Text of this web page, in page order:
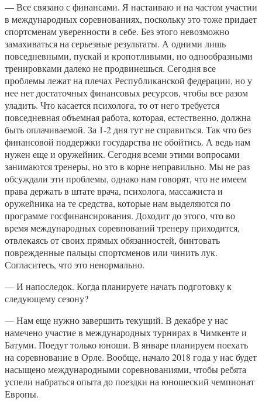
— Все связано с финансами. Я настаиваю и на частом участии
в международных соревнованиях, поскольку это тоже придает
спортсменам уверенности в себе. Без этого невозможно
замахиваться на серьезные результаты. А одними лишь
повседневными, пускай и кропотливыми, но однообразными
тренировками далеко не продвинешься. Сегодня все
проблемы лежат на плечах Республиканской федерации, но у
нее нет достаточных финансовых ресурсов, чтобы все разом
уладить. Что касается психолога, то от него требуется
повседневная объемная работа, которая, естественно, должна
быть оплачиваемой. За 1-2 дня тут не справиться. Так что без
финансовой поддержки государства не обойтись. А ведь нам
нужен еще и оружейник. Сегодня всеми этими вопросами
занимаются тренеры, но это в корне неправильно. Мы не раз
обсуждали эти проблемы, однако нам говорят, что не имеем
права держать в штате врача, психолога, массажиста и
оружейника на те средства, которые нам выделяются по
программе госфинансирования. Доходит до этого, что во
время международных соревнований тренеру приходится,
отвлекаясь от своих прямых обязанностей, бинтовать
поврежденные пальцы спортсменов или чинить лук.
Согласитесь, что это ненормально.
— И напоследок. Когда планируете начать подготовку к
следующему сезону?
— Нам еще нужно завершить текущий. В декабре у нас
намечено участие в международных турнирах в Чимкенте и
Батуми. Поедут только юноши. В январе планируем поехать
на соревнование в Орле. Вообще, начало 2018 года у нас будет
насыщено международными соревнованиями, чтобы ребята
успели набраться опыта до поездки на юношеский чемпионат
Европы.